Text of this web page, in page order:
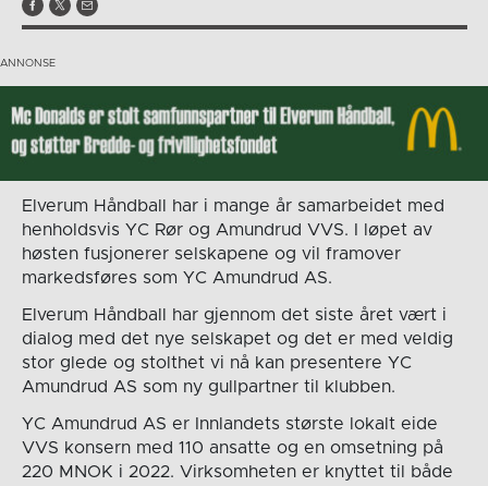
Elverum Håndball har i mange år samarbeidet med
henholdsvis YC Rør og Amundrud VVS. I løpet av
høsten fusjonerer selskapene og vil framover
markedsføres som YC Amundrud AS.
Elverum Håndball har gjennom det siste året vært i
dialog med det nye selskapet og det er med veldig
stor glede og stolthet vi nå kan presentere YC
Amundrud AS som ny gullpartner til klubben.
YC Amundrud AS er Innlandets største lokalt eide
VVS konsern med 110 ansatte og en omsetning på
220 MNOK i 2022. Virksomheten er knyttet til både